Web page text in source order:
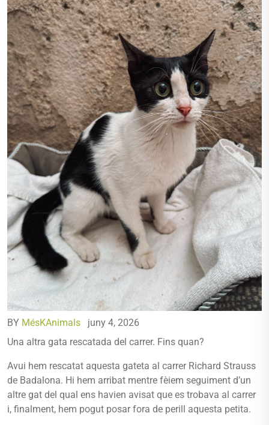
BY MésKAnimals
juny 4, 2026
Una altra gata rescatada del carrer. Fins quan?
Avui hem rescatat aquesta gateta al carrer Richard Strauss
de Badalona. Hi hem arribat mentre fèiem seguiment d’un
altre gat del qual ens havien avisat que es trobava al carrer
i, finalment, hem pogut posar fora de perill aquesta petita.